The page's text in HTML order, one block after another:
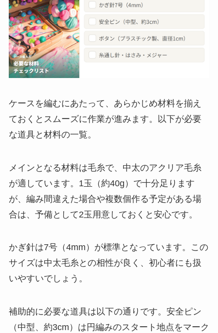
ケースを編むにあたって、あらかじめ材料を揃え
ておくとスムーズに作業が進みます。以下が必要
な道具と材料の一覧。
メインとなる材料は毛糸で、中太のアクリア毛糸
が適しています。1玉（約40g）で十分足ります
が、編み間違えた場合や複数個作る予定がある場
合は、予備として2玉用意しておくと安心です。
かぎ針は7号（4mm）が標準となっています。この
サイズは中太毛糸との相性が良く、初心者にも扱
いやすいでしょう。
補助的に必要な道具は以下の通りです。安全ピン
（中型、約3cm）は円編みのスタート地点をマーク